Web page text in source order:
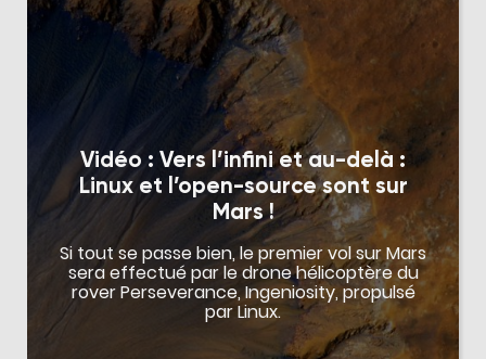
Vidéo : Vers l’infini et au-delà :
Linux et l’open-source sont sur
Mars !
Si tout se passe bien, le premier vol sur Mars
sera effectué par le drone hélicoptère du
rover Perseverance, Ingeniosity, propulsé
par Linux.